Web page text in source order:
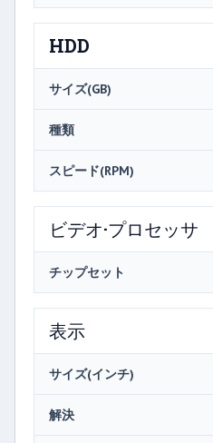
HDD
サイズ(GB)
種類
スピード(RPM)
ビデオ·プロセッサ
チップセット
表示
サイズ(インチ)
解決